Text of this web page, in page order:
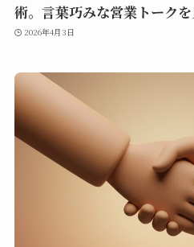
術。言葉巧みな営業トーク
2026年4月3日